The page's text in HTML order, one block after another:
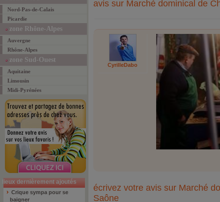
Nord-Pas-de-Calais
Picardie
zone Rhône-Alpes
Auvergne
Rhône-Alpes
zone Sud-Ouest
Aquitaine
Limousin
Midi-Pyrénées
lieux dernièrement ajoutés
Crique sympa pour se
baigner
avis sur Marché dominical de
CyrilleDabo
écrivez votre avis sur Marché
Saône